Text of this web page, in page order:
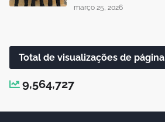
março 25, 2026
Total de visualizações de página
9,564,727